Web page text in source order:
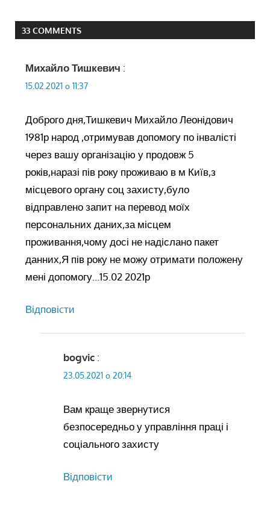
33 COMMENTS
Михайло Тишкевич :
15.02.2021 о 11:37
Доброго дня,Тишкевич Михайло Леонідович
1981р народ ,отримував допомогу по інвалісті
через вашу організацію у продовж 5
років,наразі пів року проживаю в м Київ,з
місцевого органу соц захисту,було
відправлено запит на перевод моїх
персональних даних,за місцем
проживання,чому досі не надіслано пакет
данних,Я пів року не можу отримати положену
мені допомогу…15.02 2021р
Відповіcти
bogvic :
23.05.2021 о 20:14
Вам краще звернутися
безпосередньо у управління праці і
соціального захисту
Відповіcти